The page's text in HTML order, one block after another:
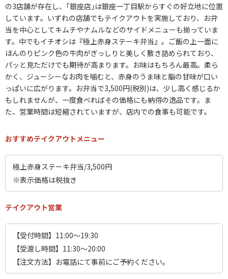
の3店舗が存在し、｢銀座店｣は銀座一丁目駅からすぐの好立地に位置
しています。いずれの店舗でもテイクアウトを実施しており、お弁
当を中心としてキムチやナムルなどのサイドメニューも揃っていま
す。中でもイチオシは『極上赤身ステーキ弁当』。ご飯の上一面に
ほんのりピンク色の牛肉がぎっしりと美しく敷き詰められており、
パッと見ただけでも期待が高まります。お味はもちろん最高。柔ら
かく、ジューシーなお肉を噛むと、赤身のうま味と脂の甘味が口い
っぱいに広がります。お弁当で3,500円(税別)は、少し高く感じるか
もしれませんが、一度食べればその価格にも納得の逸品です。ま
た、営業時間は短縮されていますが、店内での食事も可能です。
おすすめテイクアウトメニュー
極上赤身ステーキ弁当/3,500円
※表示価格は税抜き
テイクアウト営業
【受付時間】11:00～19:30
【受渡し時間】11:30～20:00
【注文方法】お電話にて事前にご予約ください。